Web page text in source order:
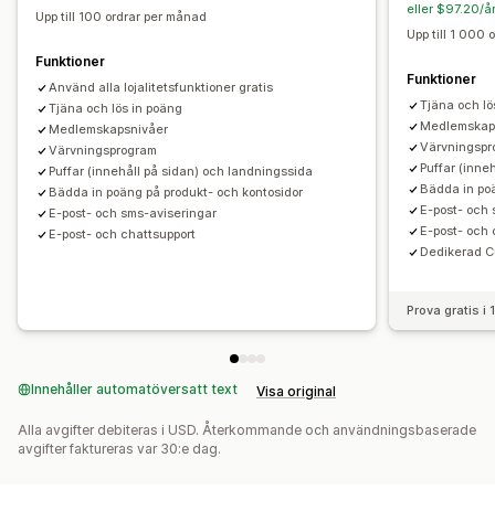
Upp till 100 ordrar per månad
Funktioner
Använd alla lojalitetsfunktioner gratis
Tjäna och lös in poäng
Medlemskapsnivåer
Värvningsprogram
Puffar (innehåll på sidan) och landningssida
Bädda in poäng på produkt- och kontosidor
E-post- och sms-aviseringar
E-post- och chattsupport
eller $97.20/
Upp till 1 000
Funktioner
Tjäna och
Puffar
Bädda in
E-post- och
E-post- och
Dedikerad
Prova gratis i
Innehåller automatöversatt text Visa original
Alla avgifter debiteras i USD. Återkommande och användningsbaserade
avgifter faktureras var 30:e dag.